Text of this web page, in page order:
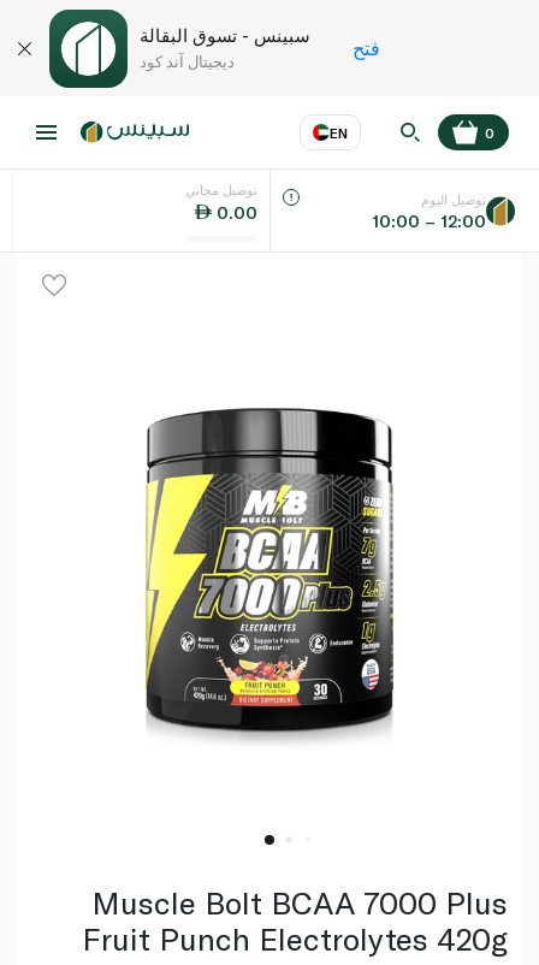
سبينس - تسوق البقالة
ديجيتال آند كود
فتح
EN
اللغة عر
0
توصيل مجاني
0.00
توصيل اليوم
10:00 – 12:00
Muscle Bolt BCAA 7000 Plus
Fruit Punch Electrolytes 420g